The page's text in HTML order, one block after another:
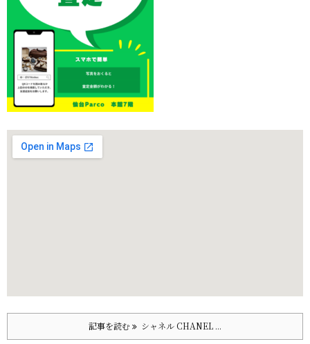
記事を読む シャネル CHANEL ...